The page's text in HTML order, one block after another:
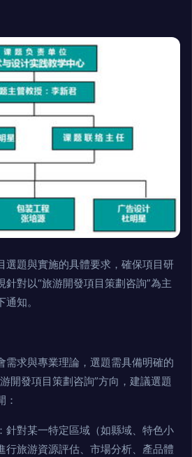
選題與實施的具體要求，確保項目研
針對以“旅游開發項目策劃咨詢”為主
知。
需求與專業理論，選題需具備明確的
開發項目策劃咨詢”方向，建議選題
：
：針對某一特定區域（如縣域、特色小
行旅游資源評估、市場分析、產品體